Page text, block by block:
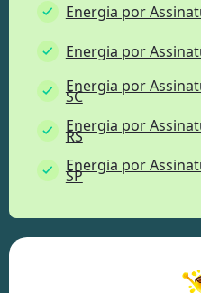
Energia por
Energia por
Energia por
SC
Energia por
RS
Energia por
SP